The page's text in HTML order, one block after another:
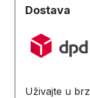
Dostava
Uživajte u